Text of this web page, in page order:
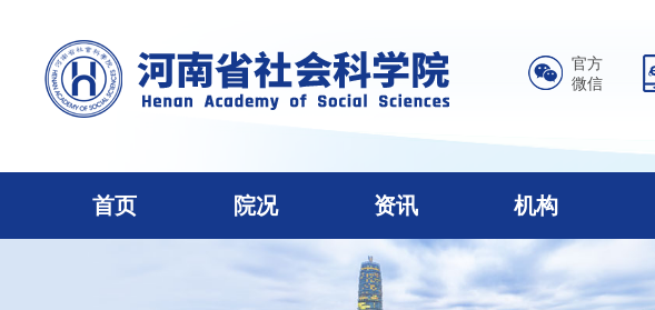
官方
微信
首页 院况 资讯 机构